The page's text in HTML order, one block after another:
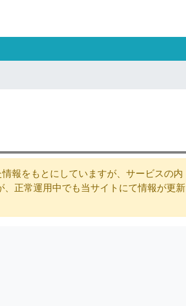
報をもとにしていますが、サービスの内
正常運用中でも当サイトにて情報が更新